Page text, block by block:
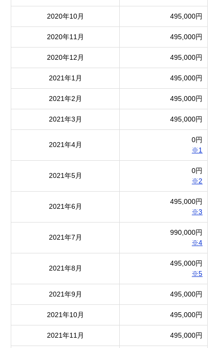
2020年10月 495,000円
2020年11月 495,000円
2020年12月 495,000円
2021年1月 495,000円
2021年2月 495,000円
2021年3月 495,000円
2021年4月
0円
※1
2021年5月
0円
※2
2021年6月
495,000円
※3
2021年7月
990,000円
※4
2021年8月
495,000円
※5
2021年9月 495,000円
2021年10月 495,000円
2021年11月 495,000円